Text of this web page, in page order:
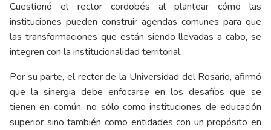
Cuestionó el rector cordobés al plantear cómo las
instituciones pueden construir agendas comunes para que
las transformaciones que están siendo llevadas a cabo, se
integren con la institucionalidad territorial.
Por su parte, el rector de la Universidad del Rosario, afirmó
que la sinergia debe enfocarse en los desafíos que se
tienen en común, no sólo como instituciones de educación
superior sino también como entidades con un propósito en